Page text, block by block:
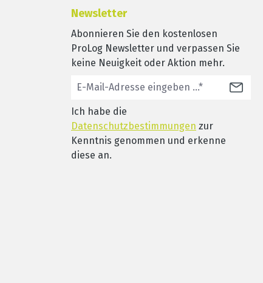
Newsletter
Abonnieren Sie den kostenlosen
ProLog Newsletter und verpassen Sie
keine Neuigkeit oder Aktion mehr.
Ich habe die
Datenschutzbestimmungen zur
Kenntnis genommen und erkenne
diese an.